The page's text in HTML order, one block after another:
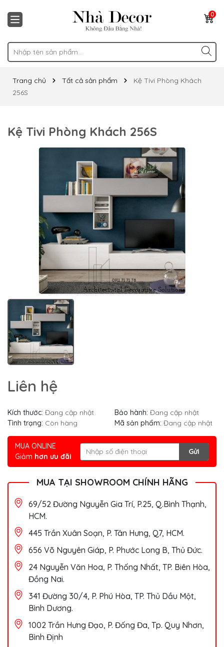
0
Trang chủ Tất cả sản phẩm
Kệ Tivi Phòng Khách
256S
Kệ Tivi Phòng Khách 256S
Liên hệ
Kích thước: Đang cập nhật Bảo hành: Đang cập nhật
Tình trạng: Còn hàng Mã sản phẩm: Đang cập nhật
MUA ONLINE
Giảm hơn ưu đãi
Gửi
MUA TẠI SHOWROOM CHÍNH HÃNG
69/52 Đường Nguyễn Gia Trí, P.25, Q.Bình Thạnh,
HCM.
445 Trần Xuân Soạn, P. Tân Hưng, Q7, HCM.
656 Võ Nguyên Giáp, P. Phước Long B, Thủ Đức.
24 Nguyễn Văn Hoa, P. Thống Nhất, TP. Biên Hòa,
Đồng Nai.
341 Đường 30/4, P. Phú Hòa, TP. Thủ Dầu Một,
Bình Dương.
1002 Trần Hưng Đạo, P. Đống Đa, Tp. Quy Nhơn,
Bình Định